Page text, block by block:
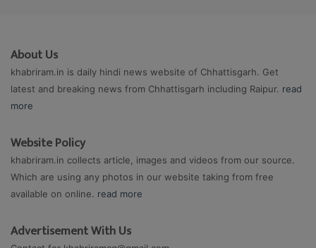
About Us
khabriram.in is daily hindi news website of Chhattisgarh. Get
latest and breaking news from Chhattisgarh including Raipur. read
more
Website Policy
khabriram.in collects article, images and videos from our source.
Which are using any photos in our website taking from free
available on online. read more
Advertisement With Us